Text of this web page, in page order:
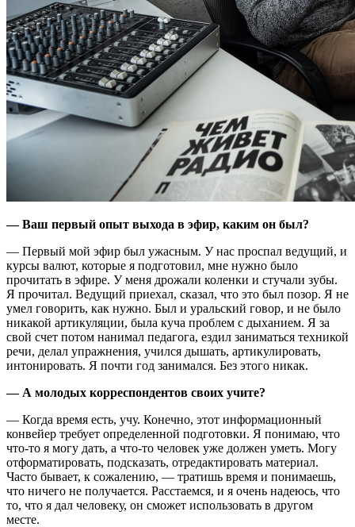
— Ваш первый опыт выхода в эфир, каким он был?
— Первый мой эфир был ужасным. У нас проспал ведущий, и
курсы валют, которые я подготовил, мне нужно было
прочитать в эфире. У меня дрожали коленки и стучали зубы.
Я прочитал. Ведущий приехал, сказал, что это был позор. Я не
умел говорить, как нужно. Был и уральский говор, и не было
никакой артикуляции, была куча проблем с дыханием. Я за
свой счет потом нанимал педагога, ездил заниматься техникой
речи, делал упражнения, учился дышать, артикулировать,
интонировать. Я почти год занимался. Без этого никак.
— А молодых корреспондентов своих учите?
— Когда время есть, учу. Конечно, этот информационный
конвейер требует определенной подготовки. Я понимаю, что
что-то я могу дать, а что-то человек уже должен уметь. Могу
отформатировать, подсказать, отредактировать материал.
Часто бывает, к сожалению, — тратишь время и понимаешь,
что ничего не получается. Расстаемся, и я очень надеюсь, что
то, что я дал человеку, он сможет использовать в другом
месте.